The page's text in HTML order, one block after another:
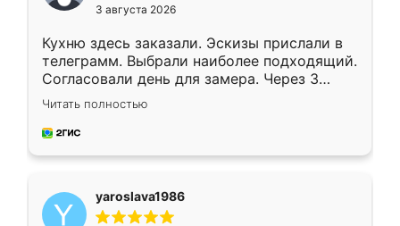
3 августа 2026
Кухню здесь заказали. Эскизы прислали в
телеграмм. Выбрали наиболее подходящий.
Согласовали день для замера. Через 3
недели кухня была уже готова. Остались
довольны работой. Спасибо Ренессанс
мебель за качественную работу!
Читать полностью
yaroslava1986